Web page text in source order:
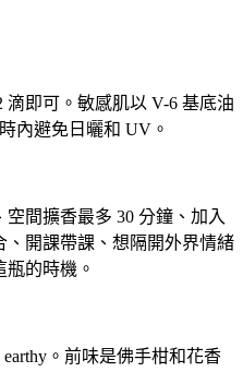
即可。敏感肌以 V-6 基底油
內避免日曬和 UV。
間擴香最多 30 分鐘、加入
開課帶課、想隔開外界情緒
的時機。
。前味是佛手柑和花香